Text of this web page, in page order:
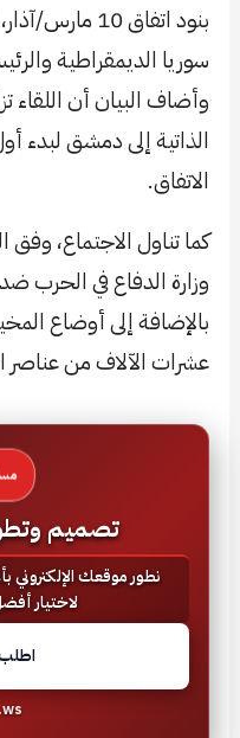
بنود اتفاق 10
سوريا الديمقراطية
وأضاف البيان أن اللقاء
الذاتية إلى دمشق لبدء
الاتفاق.
كما تناول الاجتماع، وفق
وزارة الدفاع في الحرب
بالإضافة إلى أوضاع
عشرات الآلاف من عناصر
تصميم
نطور موقعك الإلكتروني
لاختيار